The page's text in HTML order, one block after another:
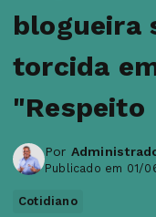
blogueira
torcida
"Respeito
Por
Publicado em 01/
Cotidiano